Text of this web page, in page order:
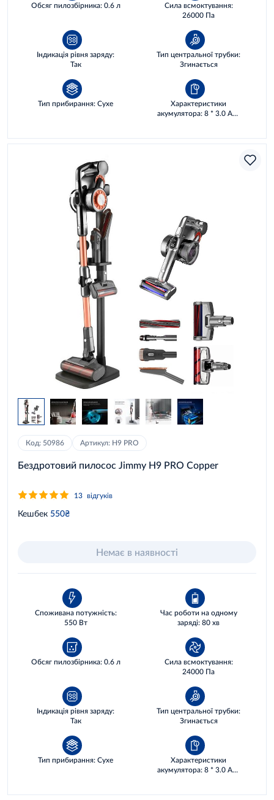
Обсяг пилозбірника: 0.6 л
Сила всмоктування:
26000 Па
Індикація рівня заряду:
Так
Тип центральної трубки:
Згинається
Тип прибирання: Сухе
Характеристики
акумулятора: 8 * 3.0 AH,
Код: 50986 Артикул: H9 PRO
Бездротовий пилосос Jimmy H9 PRO Copper
13 відгуків
Кешбек 550₴
Немає в наявності
Споживана потужність:
550 Вт
Час роботи на одному
заряді: 80 хв
Обсяг пилозбірника: 0.6 л
Сила всмоктування:
24000 Па
Індикація рівня заряду:
Так
Тип центральної трубки:
Згинається
Тип прибирання: Сухе
Характеристики
акумулятора: 8 * 3.0 AH,